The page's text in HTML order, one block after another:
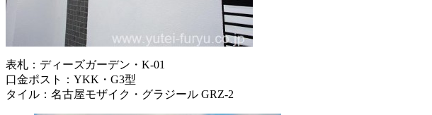
表札：ディーズガーデン・K-01
口金ポスト：YKK・G3型
タイル：名古屋モザイク・グラジール GRZ-2